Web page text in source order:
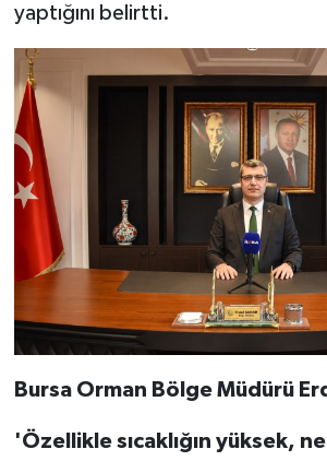
yaptığını belirtti.
Bursa Orman Bölge Müdürü
'Özellikle sıcaklığın yüksek,